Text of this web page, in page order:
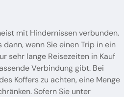
mit Hindernissen verbunden.
wenn Sie einen Trip in ein
sehr lange Reisezeiten in Kauf
Verbindung gibt. Bei
Koffers zu achten, eine Menge
Sofern Sie unter